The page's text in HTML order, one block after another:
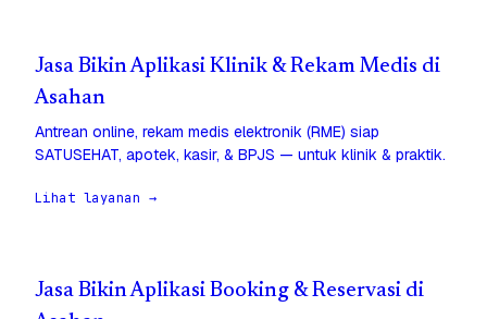
Jasa Bikin Aplikasi Klinik & Rekam Medis di
Asahan
Antrean online, rekam medis elektronik (RME) siap
SATUSEHAT, apotek, kasir, & BPJS — untuk klinik & praktik.
Lihat layanan →
Jasa Bikin Aplikasi Booking & Reservasi di